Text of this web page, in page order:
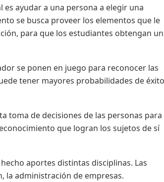
ayudar a una persona a elegir una
se busca proveer los elementos que le
para que los estudiantes obtengan un
se ponen en juego para reconocer las
tener mayores probabilidades de
toma de decisiones de las personas para
que logran los sujetos de sí
aportes distintas disciplinas. Las
la administración de empresas.